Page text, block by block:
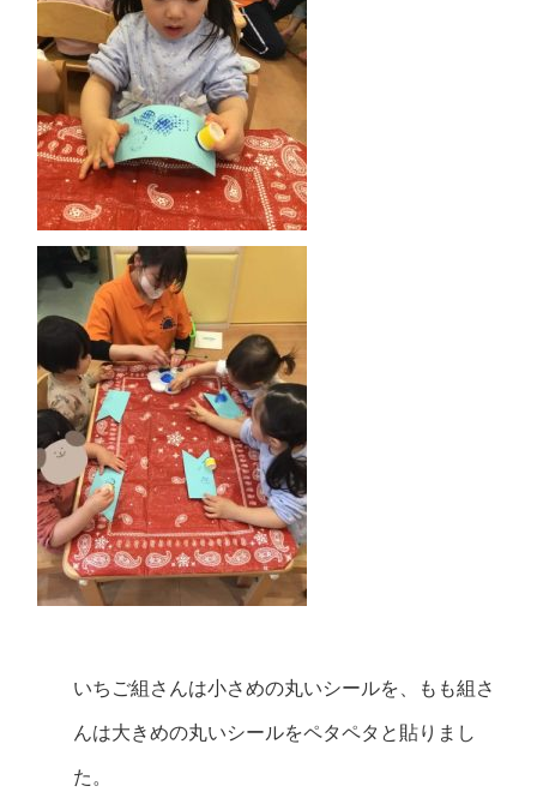
いちご組さんは小さめの丸いシールを、もも組さ
んは大きめの丸いシールをペタペタと貼りまし
た。